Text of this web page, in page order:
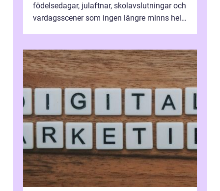
födelsedagar, julaftnar, skolavslutningar och
vardagsscener som ingen längre minns helt.